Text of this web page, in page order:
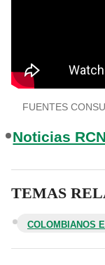
FUENTES
Noticias RCN
TEMAS
COLOMBIANOS